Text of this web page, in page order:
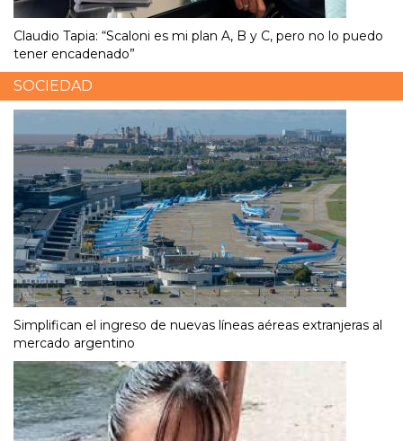
Claudio Tapia: “Scaloni es mi plan A, B y C, pero no lo puedo
tener encadenado”
SOCIEDAD
Simplifican el ingreso de nuevas líneas aéreas extranjeras al
mercado argentino